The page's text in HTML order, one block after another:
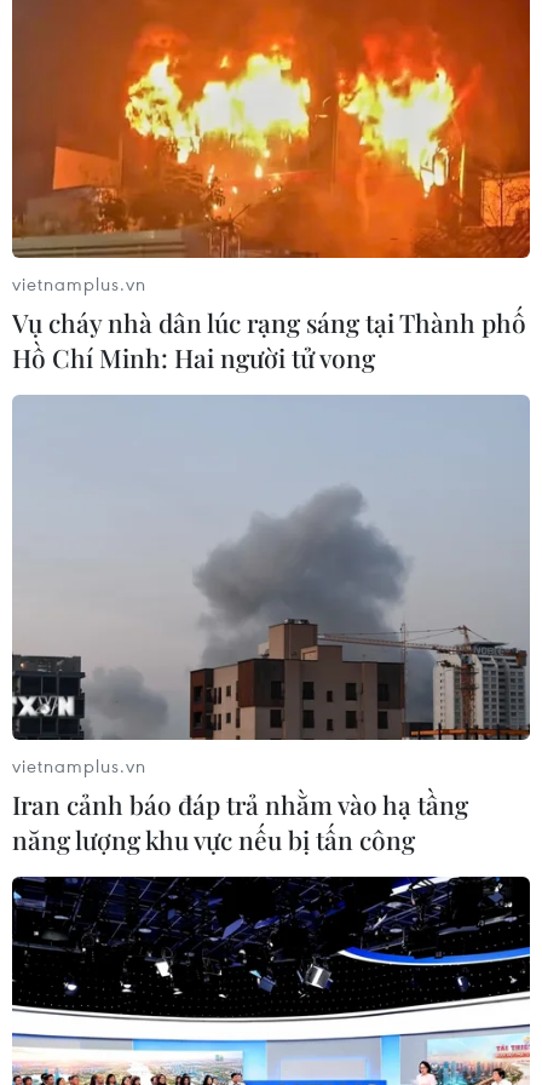
(TTXVN/Vietnam+)
Theo dõi VietnamPlus
TIN LIÊN QUAN
vietnamplus.vn
Vụ cháy nhà dân lúc rạng sáng tại Thành phố
Hồ Chí Minh: Hai người tử vong
vietnamplus.vn
Iran cảnh báo đáp trả nhằm vào hạ tầng
năng lượng khu vực nếu bị tấn công